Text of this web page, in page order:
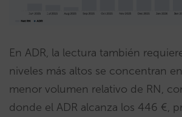
En ADR, la lectura también
niveles más altos se concentran
menor volumen relativo de RN,
donde el ADR alcanza los 446 €,